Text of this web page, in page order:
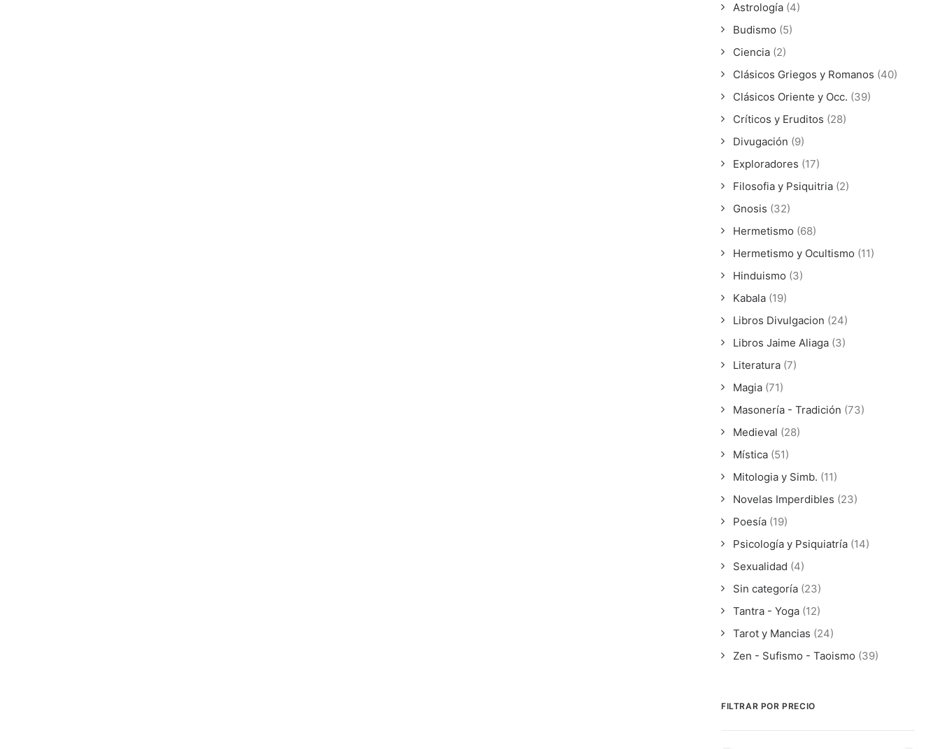
Astrología (4)
Budismo (5)
Ciencia (2)
Clásicos Griegos y Romanos (40)
Clásicos Oriente y Occ. (39)
Críticos y Eruditos (28)
Divugación (9)
Exploradores (17)
Filosofia y Psiquitria (2)
Gnosis (32)
Hermetismo (68)
Hermetismo y Ocultismo (11)
Hinduismo (3)
Kabala (19)
Libros Divulgacion (24)
Libros Jaime Aliaga (3)
Literatura (7)
Magia (71)
Masonería - Tradición (73)
Medieval (28)
Mística (51)
Mitologia y Simb. (11)
Novelas Imperdibles (23)
Poesía (19)
Psicología y Psiquiatría (14)
Sexualidad (4)
Sin categoría (23)
Tantra - Yoga (12)
Tarot y Mancias (24)
Zen - Sufismo - Taoismo (39)
FILTRAR POR PRECIO